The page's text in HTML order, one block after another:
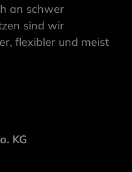
an schwer
sind wir
flexibler und meist
KG